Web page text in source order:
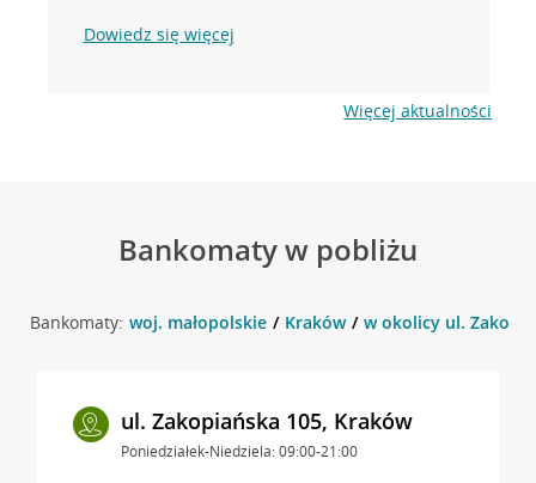
Dowiedz się więcej
Więcej aktualności
Bankomaty w pobliżu
Bankomaty: woj. małopolskie Kraków w okolicy ul.
ul. Zakopiańska 105, Kraków
Poniedziałek-Niedziela: 09:00-21:00